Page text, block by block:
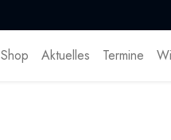
Shop Aktuelles Termine